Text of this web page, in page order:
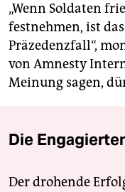
„Wenn Soldaten
festnehmen, ist
Präzedenzfall“,
von Amnesty
Meinung sagen,
Die
Der drohende